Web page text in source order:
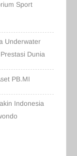
Sport
Underwater
Dunia
PB.MI
Indonesia